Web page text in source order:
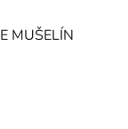
MUŠELÍN